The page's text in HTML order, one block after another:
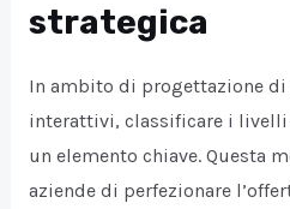
strategica
In ambito di progettazione
interattivi, classificare i
un elemento chiave. Questa
aziende di perfezionare